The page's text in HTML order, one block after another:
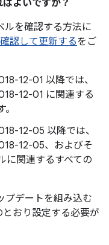
よいですか？
ルを確認する方法に
認して更新するをご
12-01 以降では、
12-01 に関連する
12-05 以降では、
12-05、およびそ
に関連するすべての
プデートを組み込む
おり設定する必要が